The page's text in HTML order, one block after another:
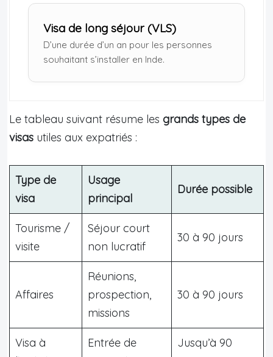
Visa de long séjour (VLS)
D’une durée d’un an pour les personnes
souhaitant s’installer en Inde.
Le tableau suivant résume les grands types de
visas utiles aux expatriés :
Type de
visa
Usage
principal
Durée possible
Tourisme /
visite
Séjour court
non lucratif
30 à 90 jours
Affaires
Réunions,
prospection,
missions
30 à 90 jours
Visa à
Entrée de
Jusqu’à 90